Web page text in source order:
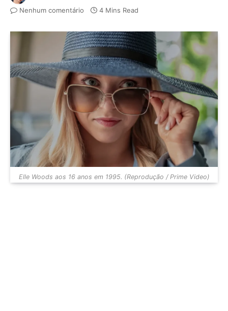
Nenhum comentário
4 Mins Read
Elle Woods aos 16 anos em 1995. (Reprodução / Prime Video)